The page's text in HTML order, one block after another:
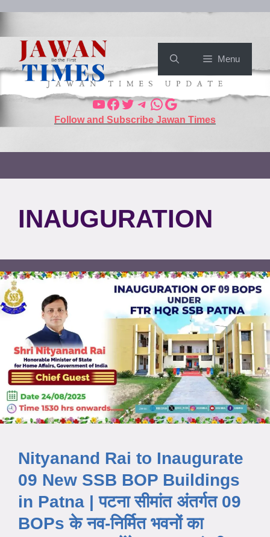
Menu
Follow and Subscribe Jawan Times
INAUGURATION
Nityanand Rai to Inaugurate
09 New SSB BOP Buildings
in Patna | पटना सीमांत अंतर्गत 09
BOPs के नव-निर्मित भवनों का